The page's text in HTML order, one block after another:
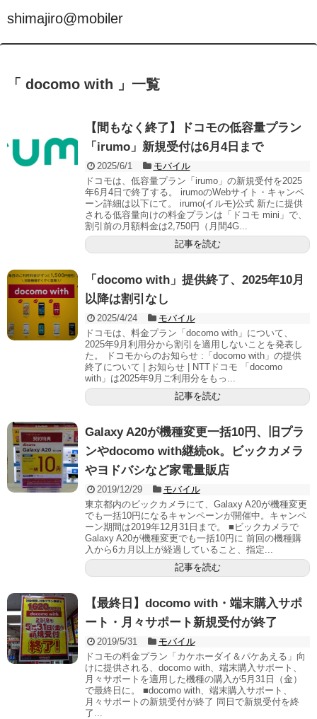
shimajiro@mobiler
「 docomo with 」一覧
【間もなく終了】ドコモの低容量プラン
「irumo」新規受付は6月4日まで
2025/6/1
モバイル
ドコモは、低容量プラン「irumo」の新規受付を2025
年6月4日で終了する。 irumoのWebサイト・キャンペ
ーン詳細は以下にて。 irumo(イルモ)公式 新たに提供
される低容量向けの料金プランは「ドコモ mini」で、
割引前の月額料金は2,750円（月間4G...
記事を読む
「docomo with」提供終了、2025年10月
以降は割引なし
2025/4/24
モバイル
ドコモは、料金プラン「docomo with」について、
2025年9月利用分から割引を適用しないことを発表し
た。 ドコモからのお知らせ :「docomo with」の提供
終了について | お知らせ | NTTドコモ 「docomo
with」は2025年9月ご利用分をもっ...
記事を読む
Galaxy A20が機種変更一括10円、旧プラ
ンやdocomo with継続ok。ビックカメラ
やヨドバシなど家電量販店
2019/12/29
モバイル
東京都内のビックカメラにて、Galaxy A20が機種変更
でも一括10円になるキャンペーンが開催中。キャンペ
ーン期間は2019年12月31日まで。 ■ビックカメラで
Galaxy A20が機種変更でも一括10円に 前回の機種購
入から6カ月以上が経過していること、指定...
記事を読む
【最終日】docomo with・端末購入サポ
ート・月々サポート新規受付が終了
2019/5/31
モバイル
ドコモの料金プラン「カケホーダイ＆パケあえる」向
けに提供される、docomo with、端末購入サポート、
月々サポートを適用した機種の購入が5月31日（金）
で最終日に。 ■docomo with、端末購入サポート、
月々サポートの新規受付が終了 同日で新規受付を終
了...